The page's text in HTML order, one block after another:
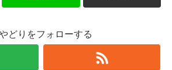
どりをフォローする